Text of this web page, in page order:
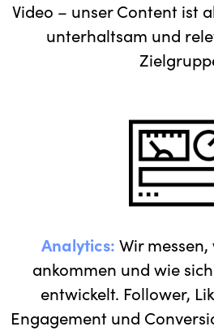
Video – unser Content ist
unterhaltsam und
Analytics: Wir
ankommen und wie
entwickelt. Follower,
Engagement und